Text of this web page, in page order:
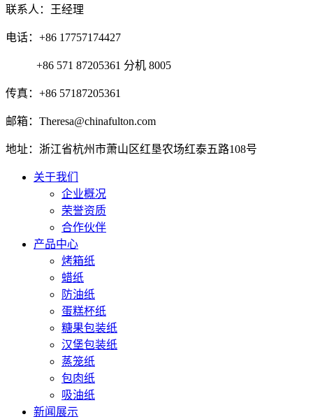
联系人：王经理
电话：+86 17757174427
+86 571 87205361 分机 8005
传真：+86 57187205361
邮箱：Theresa@chinafulton.com
地址：浙江省杭州市萧山区红垦农场红泰五路108号
关于我们
企业概况
荣誉资质
合作伙伴
产品中心
烤箱纸
蜡纸
防油纸
蛋糕杯纸
糖果包装纸
汉堡包装纸
蒸笼纸
包肉纸
吸油纸
新闻展示